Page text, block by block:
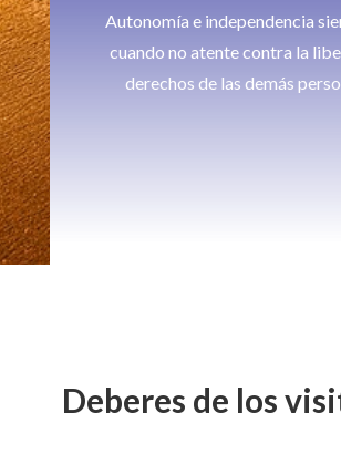
Autonomía e independencia
cuando no atente contra la
derechos de las demás
Deberes de los